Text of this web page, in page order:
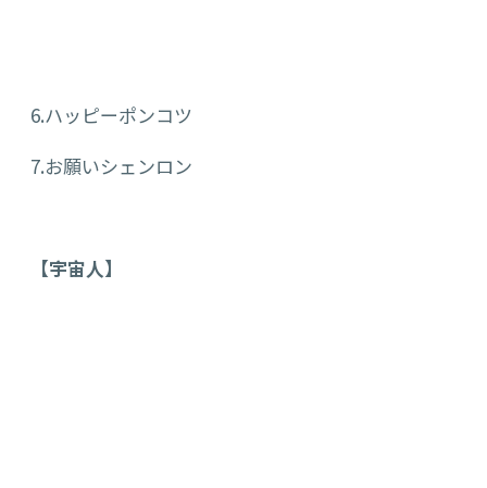
6.ハッピーポンコツ
7.お願いシェンロン
【宇宙人】